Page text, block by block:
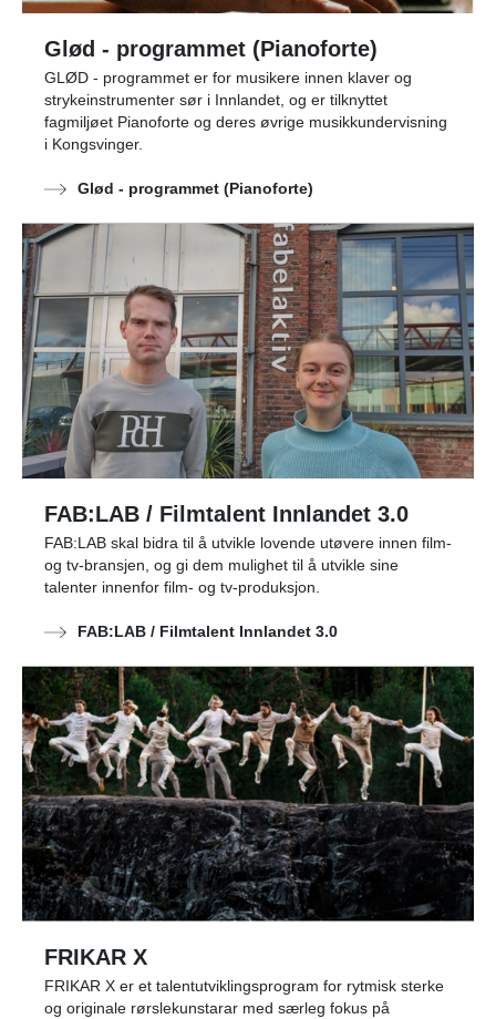
Glød - programmet (Pianoforte)
GLØD - programmet er for musikere innen klaver og
strykeinstrumenter sør i Innlandet, og er tilknyttet
fagmiljøet Pianoforte og deres øvrige musikkundervisning
i Kongsvinger.
Glød - programmet (Pianoforte)
FAB:LAB / Filmtalent Innlandet 3.0
FAB:LAB skal bidra til å utvikle lovende utøvere innen film-
og tv-bransjen, og gi dem mulighet til å utvikle sine
talenter innenfor film- og tv-produksjon.
FAB:LAB / Filmtalent Innlandet 3.0
FRIKAR X
FRIKAR X er et talentutviklingsprogram for rytmisk sterke
og originale rørslekunstarar med særleg fokus på